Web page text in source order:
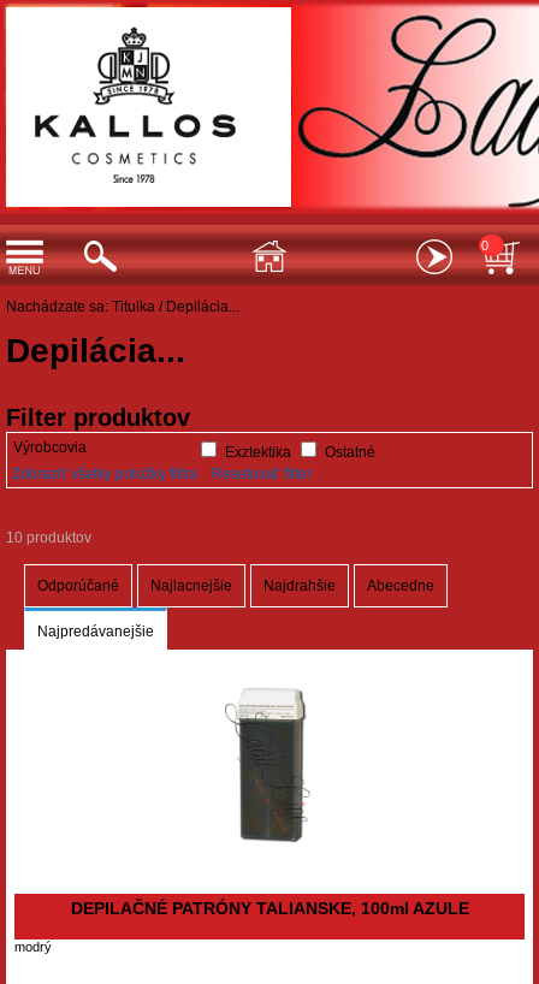
0
Nachádzate sa: Titulka / Depilácia...
Depilácia...
Filter produktov
Výrobcovia Exztektika
Ostatné
Zobraziť všetky položky filtra
Resetovať filter
10 produktov
Odporúčané Najlacnejšie Najdrahšie Abecedne
Najpredávanejšie
DEPILAČNÉ PATRÓNY TALIANSKE, 100ml AZULE
modrý